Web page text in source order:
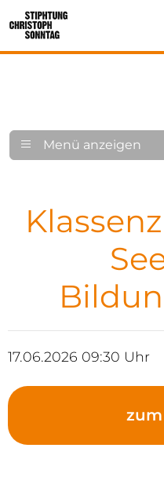
Menü anzeigen
17.06.2026 09:30 Uhr